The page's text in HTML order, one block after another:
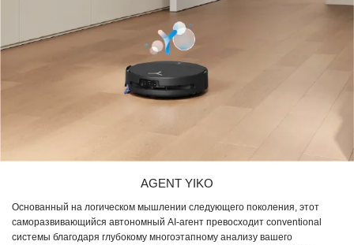
AGENT YIKO
Основанный на логическом мышлении следующего поколения, этот
саморазвивающийся автономный AI-агент превосходит conventional
системы благодаря глубокому многоэтапному анализу вашего